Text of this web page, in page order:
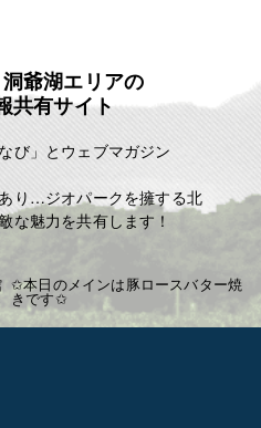
税込み ￥7425
税込み ￥6600
税込み ￥5830
税込み ￥5170
します！
につき-200￥
ちしています
爺湖エリアの
共有サイト
び」とウェブマガジン
り…ジオパークを擁する北
な魅力を共有します！
✩本日のメインは豚ロースバター焼
きです✩